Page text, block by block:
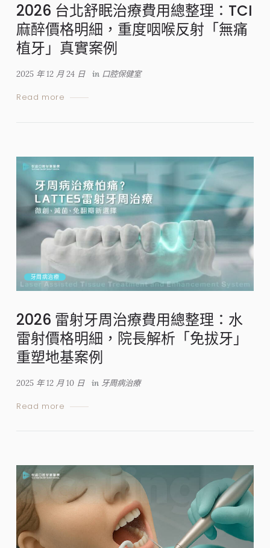
2026 台北舒眠治療費用總整理：TCI
麻醉價格明細，重度咽喉反射「無痛
植牙」真實案例
2025 年 12 月 24 日 in 口腔保健室
Read more
牙周病治療
2026 雷射牙周治療費用總整理：水
雷射價格明細，院長解析「免拔牙」
重塑地基案例
2025 年 12 月 10 日 in 牙周病治療
Read more